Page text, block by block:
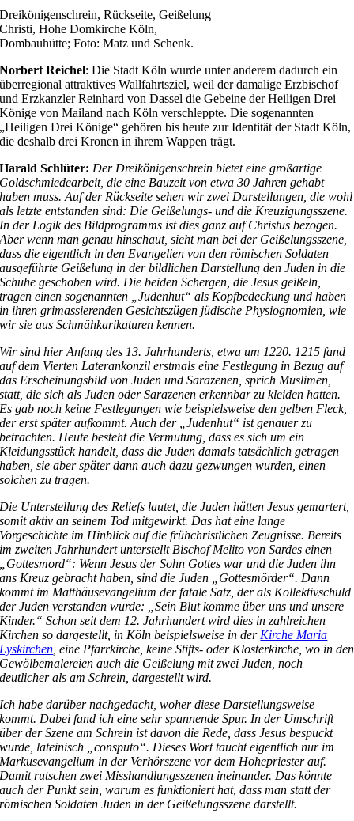
Dreikönigenschrein, Rückseite, Geißelung
Christi, Hohe Domkirche Köln,
Dombauhütte; Foto: Matz und Schenk.
Norbert Reichel: Die Stadt Köln wurde unter anderem dadurch ein
überregional attraktives Wallfahrtsziel, weil der damalige Erzbischof
und Erzkanzler Reinhard von Dassel die Gebeine der Heiligen Drei
Könige von Mailand nach Köln verschleppte. Die sogenannten
„Heiligen Drei Könige“ gehören bis heute zur Identität der Stadt Köln,
die deshalb drei Kronen in ihrem Wappen trägt.
Harald Schlüter: Der Dreikönigenschrein bietet eine großartige
Goldschmiedearbeit, die eine Bauzeit von etwa 30 Jahren gehabt
haben muss. Auf der Rückseite sehen wir zwei Darstellungen, die wohl
als letzte entstanden sind: Die Geißelungs- und die Kreuzigungsszene.
In der Logik des Bildprogramms ist dies ganz auf Christus bezogen.
Aber wenn man genau hinschaut, sieht man bei der Geißelungsszene,
dass die eigentlich in den Evangelien von den römischen Soldaten
ausgeführte Geißelung in der bildlichen Darstellung den Juden in die
Schuhe geschoben wird. Die beiden Schergen, die Jesus geißeln,
tragen einen sogenannten „Judenhut“ als Kopfbedeckung und haben
in ihren grimassierenden Gesichtszügen jüdische Physiognomien, wie
wir sie aus Schmähkarikaturen kennen.
Wir sind hier Anfang des 13. Jahrhunderts, etwa um 1220. 1215 fand
auf dem Vierten Laterankonzil erstmals eine Festlegung in Bezug auf
das Erscheinungsbild von Juden und Sarazenen, sprich Muslimen,
statt, die sich als Juden oder Sarazenen erkennbar zu kleiden hatten.
Es gab noch keine Festlegungen wie beispielsweise den gelben Fleck,
der erst später aufkommt. Auch der „Judenhut“ ist genauer zu
betrachten. Heute besteht die Vermutung, dass es sich um ein
Kleidungsstück handelt, dass die Juden damals tatsächlich getragen
haben, sie aber später dann auch dazu gezwungen wurden, einen
solchen zu tragen.
Die Unterstellung des Reliefs lautet, die Juden hätten Jesus gemartert,
somit aktiv an seinem Tod mitgewirkt. Das hat eine lange
Vorgeschichte im Hinblick auf die frühchristlichen Zeugnisse. Bereits
im zweiten Jahrhundert unterstellt Bischof Melito von Sardes einen
„Gottesmord“: Wenn Jesus der Sohn Gottes war und die Juden ihn
ans Kreuz gebracht haben, sind die Juden „Gottesmörder“. Dann
kommt im Matthäusevangelium der fatale Satz, der als Kollektivschuld
der Juden verstanden wurde: „Sein Blut komme über uns und unsere
Kinder.“ Schon seit dem 12. Jahrhundert wird dies in zahlreichen
Kirchen so dargestellt, in Köln beispielsweise in der Kirche Maria
Lyskirchen , eine Pfarrkirche, keine Stifts- oder Klosterkirche, wo in den
Gewölbemalereien auch die Geißelung mit zwei Juden, noch
deutlicher als am Schrein, dargestellt wird.
Ich habe darüber nachgedacht, woher diese Darstellungsweise
kommt. Dabei fand ich eine sehr spannende Spur. In der Umschrift
über der Szene am Schrein ist davon die Rede, dass Jesus bespuckt
wurde, lateinisch „consputo“. Dieses Wort taucht eigentlich nur im
Markusevangelium in der Verhörszene vor dem Hohepriester auf.
Damit rutschen zwei Misshandlungsszenen ineinander. Das könnte
auch der Punkt sein, warum es funktioniert hat, dass man statt der
römischen Soldaten Juden in der Geißelungsszene darstellt.